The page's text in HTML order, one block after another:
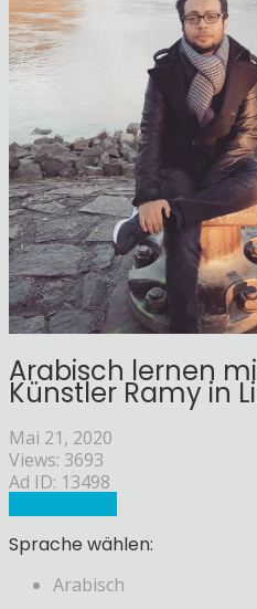
Arabisch lernen
Künstler Ramy in
Mai 21, 2020
Views: 3693
Ad ID: 13498
Sprache wählen:
Arabisch